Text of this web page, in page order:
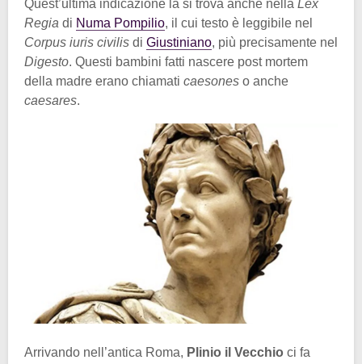
Quest’ultima indicazione la si trova anche nella Lex
Regia di Numa Pompilio, il cui testo è leggibile nel
Corpus iuris civilis di Giustiniano, più precisamente nel
Digesto. Questi bambini fatti nascere post mortem
della madre erano chiamati caesones o anche
caesares.
Arrivando nell’antica Roma, Plinio il Vecchio ci fa